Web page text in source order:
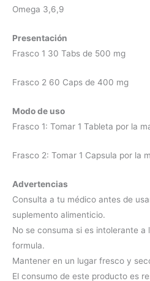
Omega 3,6,9
Presentación
Frasco 1 30 Tabs de 500 mg
Frasco 2 60 Caps de 400 mg
Modo de uso
Frasco 1: Tomar 1 Tableta por la
Frasco 2: Tomar 1 Capsula por la
Advertencias
Consulta a tu médico antes de
suplemento alimenticio.
No se consuma si es intolerante a
formula.
Mantener en un lugar fresco y
El consumo de este producto es